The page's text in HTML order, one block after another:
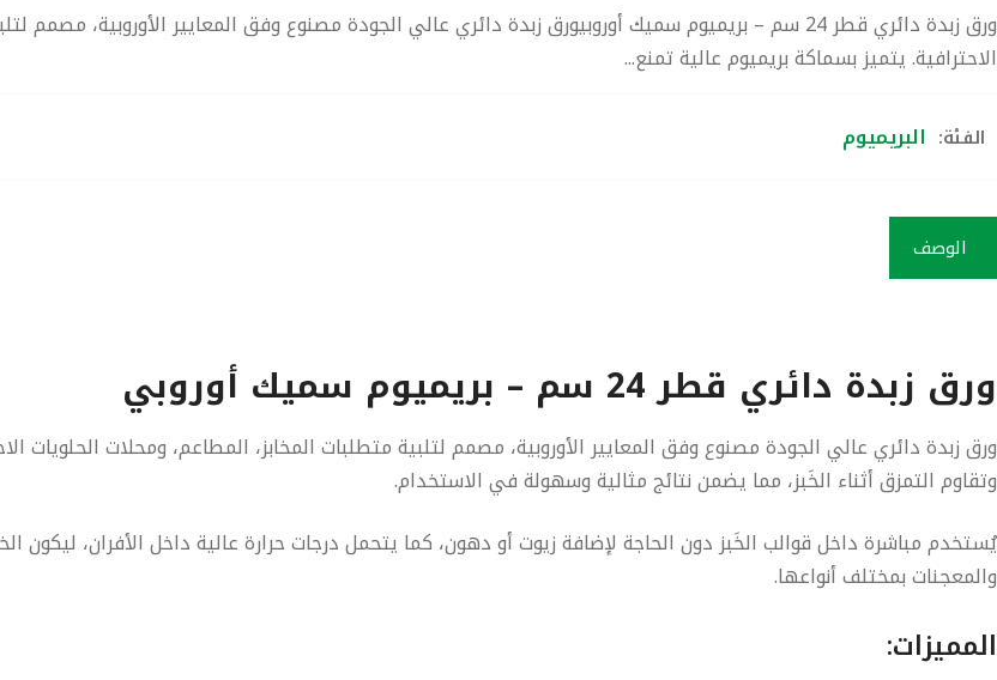
ورق زبدة دائري قطر 24 سم – بريميوم سميك أوروبيورق زبدة دائري عالي الجودة مصنوع وفق المعايير الأوروبية،
الاحترافية. يتميز بسماكة بريميوم عالية تمنع...
الفئة: البريميوم
الوصف
ورق زبدة دائري قطر 24 سم – بريميوم سميك أوروبي
ورق زبدة دائري عالي الجودة مصنوع وفق المعايير الأوروبية، مصمم لتلبية متطلبات المخابز، المطاعم، ومحلات الحلويات
وتقاوم التمزق أثناء الخَبز، مما يضمن نتائج مثالية وسهولة في الاستخدام.
يُستخدم مباشرة داخل قوالب الخَبز دون الحاجة لإضافة زيوت أو دهون، كما يتحمل درجات حرارة عالية داخل الأفران، ليكون
والمعجنات بمختلف أنواعها.
المميزات: